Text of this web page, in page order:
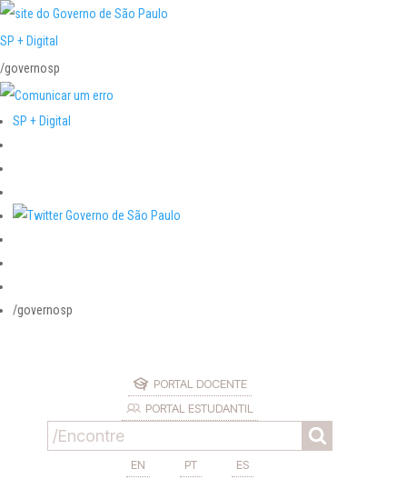
SP + Digital
/governosp
SP + Digital
/governosp
PORTAL DOCENTE
PORTAL ESTUDANTIL
EN PT ES